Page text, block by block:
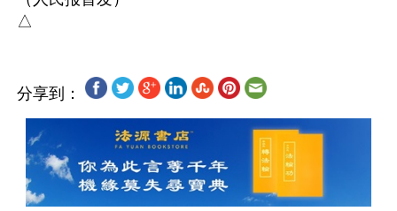
分享到：